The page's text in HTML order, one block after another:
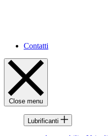
Contatti
Close menu
Lubrificanti